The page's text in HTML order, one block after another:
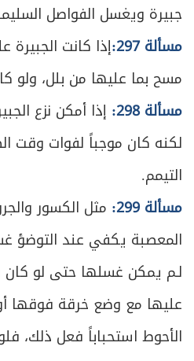
جبيرة ويغسل الفواصل
مسألة 297:
إذا كانت
مسح بما عليها من بلل، ولو
مسألة 298:
إذا أمكن نزع
لكنه كان موجباً لفوات وقت
التيمم.
مسألة 299:
مثل الكسور
المعصبة يكفي عند التوضؤ
لـم يمكن غسلها حتى لو كان
عليها مع وضع خرقة فوقها
الأحوط استحباباً فعل ذلك،
ص
487 تمهيد في الشروط
ص
489 المبحث الأول ـ في زكاة
496 المبحث الثاني ـ في
ص
500 المبحث الثالث ـ في
505 الفصل الثاني في
ص
507 المبحث الأول ـ في
ص 510 المبحث الثاني ـ في
513 المبحث الثالث ـ في